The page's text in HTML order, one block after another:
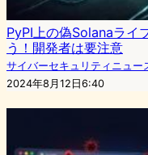
PyPI上の偽Solanaライ
う！開発者は要注意
サイバーセキュリティニュー
2024年8月12日6:40